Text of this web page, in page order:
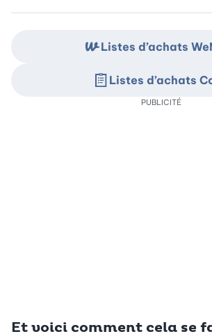
Et voici comment cela se
Listes d’achats
Listes d’achats
PUBLICITÉ